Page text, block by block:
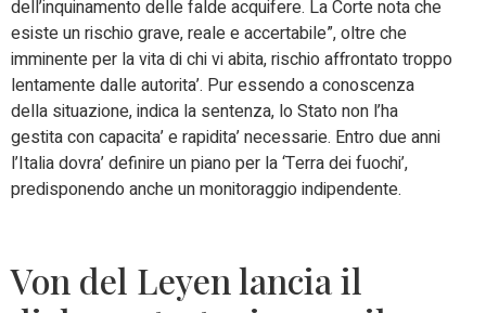
dell’inquinamento delle falde acquifere. La Corte nota che
esiste un rischio grave, reale e accertabile”, oltre che
imminente per la vita di chi vi abita, rischio affrontato troppo
lentamente dalle autorita’. Pur essendo a conoscenza
della situazione, indica la sentenza, lo Stato non l’ha
gestita con capacita’ e rapidita’ necessarie. Entro due anni
l’Italia dovra’ definire un piano per la ‘Terra dei fuochi’,
predisponendo anche un monitoraggio indipendente.
Von del Leyen lancia il